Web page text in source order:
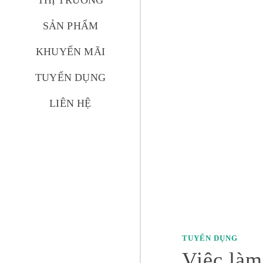
SẢN PHẨM
KHUYẾN MÃI
TUYỂN DỤNG
LIÊN HỆ
TUYỂN DỤNG